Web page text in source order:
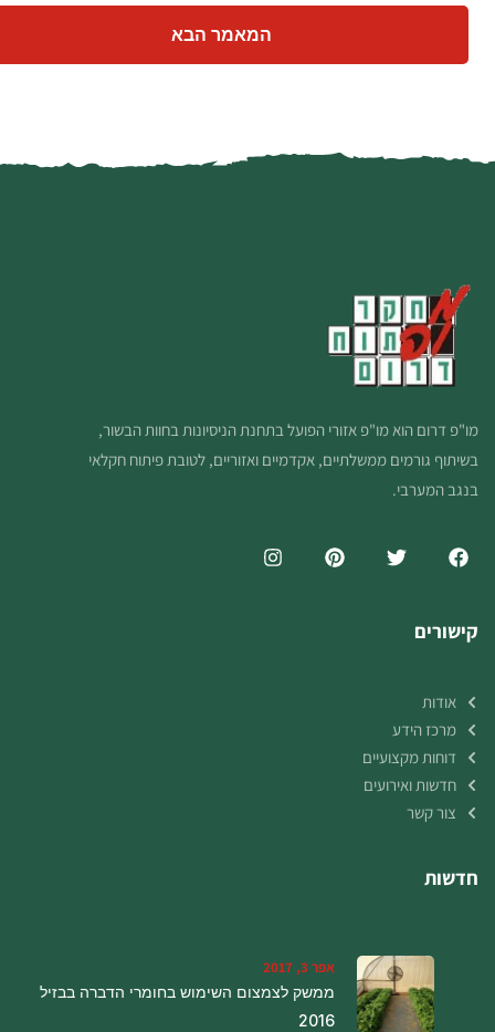
המאמר הבא
מו"פ דרום הוא מו"פ אזורי הפועל בתחנת הניסיונות בחוות הבשור,
בשיתוף גורמים ממשלתיים, אקדמיים ואזוריים, לטובת פיתוח חקלאי
בנגב המערבי.
קישורים
אודות
מרכז הידע
דוחות מקצועיים
חדשות ואירועים
צור קשר
חדשות
אפר 3, 2017
ממשק לצמצום השימוש בחומרי הדברה בבזיל
2016